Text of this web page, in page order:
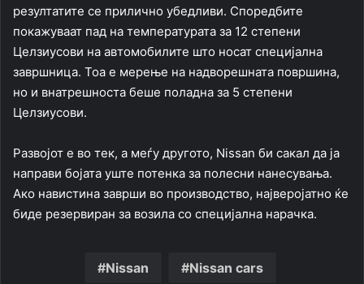
резултатите се прилично убедливи. Споредбите
покажуваат пад на температурата за 12 степени
Целзиусови на автомобилите што носат специјална
завршница. Тоа е мерење на надворешната површина,
но и внатрешноста беше поладна за 5 степени
Целзиусови.
Развојот е во тек, а меѓу другото, Nissan би сакал да ја
направи бојата уште потенка за полесни нанесувања.
Ако навистина заврши во производство, најверојатно ќе
биде резервиран за возила со специјална нарачка.
Nissan Nissan cars